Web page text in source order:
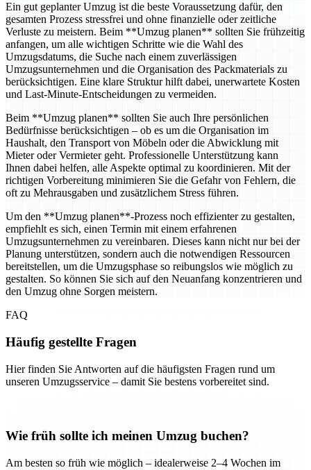
Ein gut geplanter Umzug ist die beste Voraussetzung dafür, den
gesamten Prozess stressfrei und ohne finanzielle oder zeitliche
Verluste zu meistern. Beim **Umzug planen** sollten Sie frühzeitig
anfangen, um alle wichtigen Schritte wie die Wahl des
Umzugsdatums, die Suche nach einem zuverlässigen
Umzugsunternehmen und die Organisation des Packmaterials zu
berücksichtigen. Eine klare Struktur hilft dabei, unerwartete Kosten
und Last-Minute-Entscheidungen zu vermeiden.
Beim **Umzug planen** sollten Sie auch Ihre persönlichen
Bedürfnisse berücksichtigen – ob es um die Organisation im
Haushalt, den Transport von Möbeln oder die Abwicklung mit
Mieter oder Vermieter geht. Professionelle Unterstützung kann
Ihnen dabei helfen, alle Aspekte optimal zu koordinieren. Mit der
richtigen Vorbereitung minimieren Sie die Gefahr von Fehlern, die
oft zu Mehrausgaben und zusätzlichem Stress führen.
Um den **Umzug planen**-Prozess noch effizienter zu gestalten,
empfiehlt es sich, einen Termin mit einem erfahrenen
Umzugsunternehmen zu vereinbaren. Dieses kann nicht nur bei der
Planung unterstützen, sondern auch die notwendigen Ressourcen
bereitstellen, um die Umzugsphase so reibungslos wie möglich zu
gestalten. So können Sie sich auf den Neuanfang konzentrieren und
den Umzug ohne Sorgen meistern.
FAQ
Häufig gestellte Fragen
Hier finden Sie Antworten auf die häufigsten Fragen rund um
unseren Umzugsservice – damit Sie bestens vorbereitet sind.
Wie früh sollte ich meinen Umzug buchen?
Am besten so früh wie möglich – idealerweise 2–4 Wochen im